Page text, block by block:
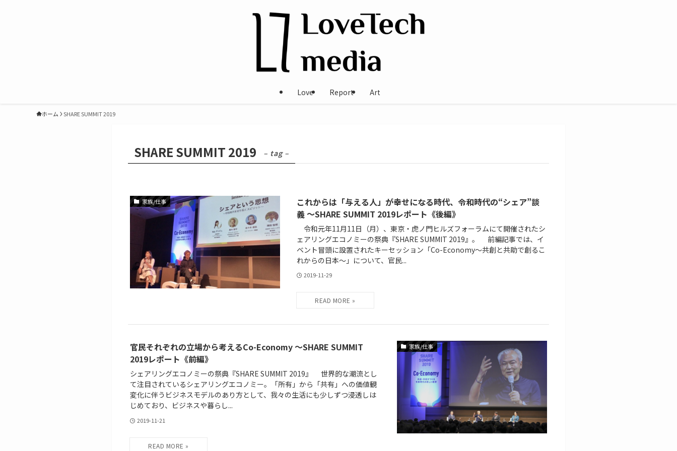
Love Report Art
ホーム SHARE SUMMIT 2019
SHARE SUMMIT 2019 – tag –
家族/仕事
これからは「与える人」が幸せになる時代、令和時代の“シェア”談
義 〜SHARE SUMMIT 2019レポート《後編》
令和元年11月11日（月）、東京・虎ノ門ヒルズフォーラムにて開催されたシ
ェアリングエコノミーの祭典『SHARE SUMMIT 2019』。 前編記事では、イ
ベント冒頭に設置されたキーセッション「Co-Economy〜共創と共助で創るこ
れからの日本〜」について、官民...
2019-11-29
家族/仕事
官民それぞれの立場から考えるCo-Economy 〜SHARE SUMMIT
2019レポート《前編》
シェアリングエコノミーの祭典『SHARE SUMMIT 2019』 世界的な潮流とし
て注目されているシェアリングエコノミー。「所有」から「共有」への価値観
変化に伴うビジネスモデルのあり方として、我々の生活にも少しずつ浸透しは
じめており、ビジネスや暮らし...
2019-11-21